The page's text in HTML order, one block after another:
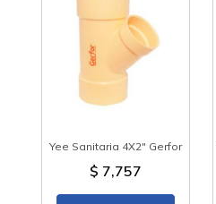
Yee Sanitaria 4X2" Gerfor
$ 7,757